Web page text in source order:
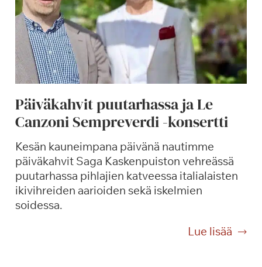
Päiväkahvit puutarhassa ja Le
Canzoni Sempreverdi -konsertti
Kesän kauneimpana päivänä nautimme
päiväkahvit Saga Kaskenpuiston vehreässä
puutarhassa pihlajien katveessa italialaisten
ikivihreiden aarioiden sekä iskelmien
soidessa.
Lue lisää
P